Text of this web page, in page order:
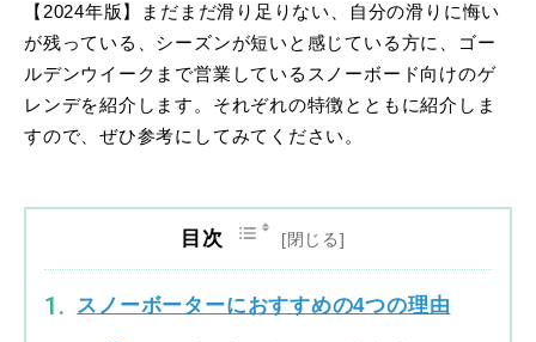
【2024年版】まだまだ滑り足りない、自分の滑りに悔い
が残っている、シーズンが短いと感じている方に、ゴー
ルデンウイークまで営業しているスノーボード向けのゲ
レンデを紹介します。それぞれの特徴とともに紹介しま
すので、ぜひ参考にしてみてください。
目次
スノーボーターにおすすめの4つの理由